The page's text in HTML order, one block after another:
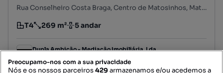
Rua Conselheiro Costa Braga, Centro de Matosinhos, Matosinhos e Leça da Palmeira, Matosinhos, Porto
Tipologia
T4
Preço por metro quadrado
269 m²
Andar 5 andar
Dupla Ambição - Mediação Imobiliária, Lda
Preocupamo-nos com a sua privacidade
Nós e os nossos parceiros429armazenamos e/ou acedemos a